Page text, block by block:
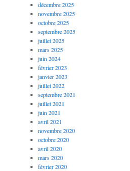
décembre 2025
novembre 2025
octobre 2025
septembre 2025
juillet 2025
mars 2025
juin 2024
février 2023
janvier 2023
juillet 2022
septembre 2021
juillet 2021
juin 2021
avril 2021
novembre 2020
octobre 2020
avril 2020
mars 2020
février 2020